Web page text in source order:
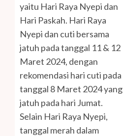
yaitu Hari Raya Nyepi dan
Hari Paskah. Hari Raya
Nyepi dan cuti bersama
jatuh pada tanggal 11 & 12
Maret 2024, dengan
rekomendasi hari cuti pada
tanggal 8 Maret 2024 yang
jatuh pada hari Jumat.
Selain Hari Raya Nyepi,
tanggal merah dalam